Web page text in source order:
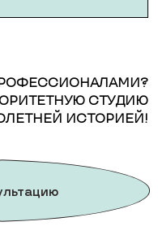
СТУДИЮ
ИСТОРИЕЙ!